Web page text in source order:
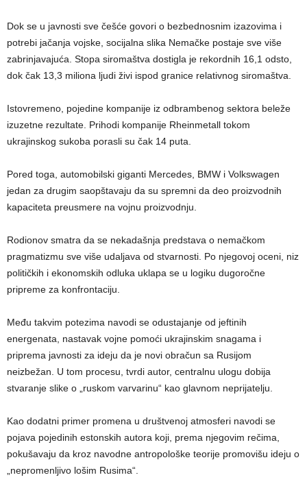
Dok se u javnosti sve češće govori o bezbednosnim izazovima i
potrebi jačanja vojske, socijalna slika Nemačke postaje sve više
zabrinjavajuća. Stopa siromaštva dostigla je rekordnih 16,1 odsto,
dok čak 13,3 miliona ljudi živi ispod granice relativnog siromaštva.
Istovremeno, pojedine kompanije iz odbrambenog sektora beleže
izuzetne rezultate. Prihodi kompanije Rheinmetall tokom
ukrajinskog sukoba porasli su čak 14 puta.
Pored toga, automobilski giganti Mercedes, BMW i Volkswagen
jedan za drugim saopštavaju da su spremni da deo proizvodnih
kapaciteta preusmere na vojnu proizvodnju.
Rodionov smatra da se nekadašnja predstava o nemačkom
pragmatizmu sve više udaljava od stvarnosti. Po njegovoj oceni, niz
političkih i ekonomskih odluka uklapa se u logiku dugoročne
pripreme za konfrontaciju.
Među takvim potezima navodi se odustajanje od jeftinih
energenata, nastavak vojne pomoći ukrajinskim snagama i
priprema javnosti za ideju da je novi obračun sa Rusijom
neizbežan. U tom procesu, tvrdi autor, centralnu ulogu dobija
stvaranje slike o „ruskom varvarinu“ kao glavnom neprijatelju.
Kao dodatni primer promena u društvenoj atmosferi navodi se
pojava pojedinih estonskih autora koji, prema njegovim rečima,
pokušavaju da kroz navodne antropološke teorije promovišu ideju o
„nepromenljivo lošim Rusima“.